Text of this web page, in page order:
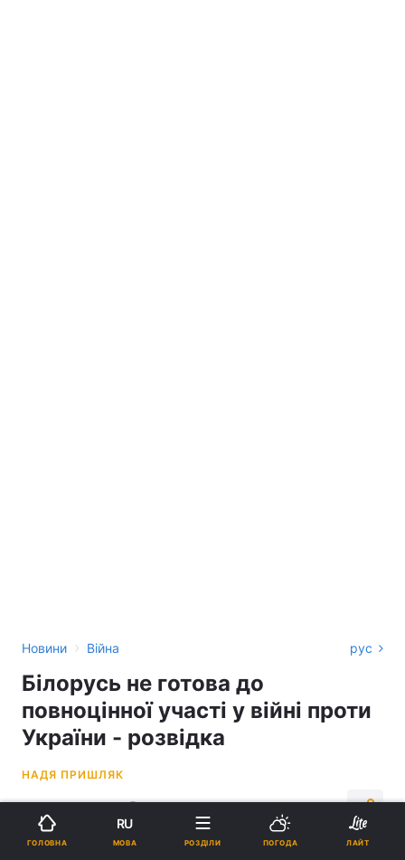
Новини › Війна рус
Білорусь не готова до
повноцінної участі у війні проти
України - розвідка
НАДЯ ПРИШЛЯК
17:09, 17.12.22 3 хв. 4257
ГОЛОВНА
RU
МОВА РОЗДІЛИ ПОГОДА ЛАЙТ